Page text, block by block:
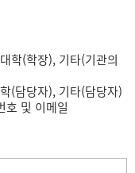
학(학장), 기타(기관의
(담당자), 기타(담당자)
호 및 이메일